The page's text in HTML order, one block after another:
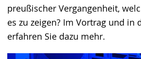
preußischer Vergangenheit,
es zu zeigen? Im Vortrag und in
erfahren Sie dazu mehr.